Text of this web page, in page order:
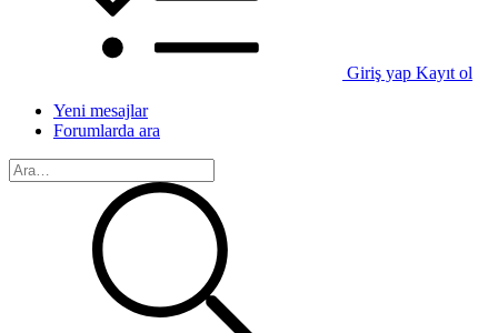
Giriş yap Kayıt ol
Yeni mesajlar
Forumlarda ara